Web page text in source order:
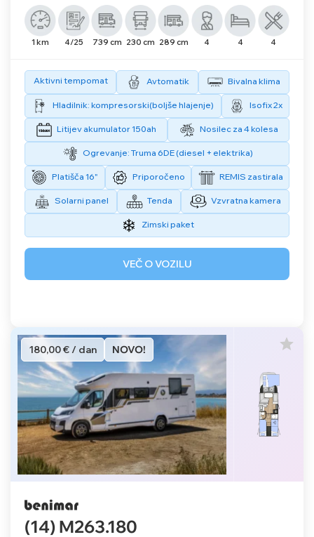
1 km 4/25 739 cm 230 cm 289 cm 4 4 4
Aktivni tempomat Avtomatik Bivalna klima
Hladilnik: kompresorski(boljše hlajenje) Isofix 2x
Litijev akumulator 150ah Nosilec za 4 kolesa
Ogrevanje: Truma 6DE (diesel + elektrika)
Platišča 16" Priporočeno REMIS zastirala
Solarni panel Tenda Vzvratna kamera
Zimski paket
VEČ O VOZILU
180,00 € / dan NOVO!
(14) M263.180